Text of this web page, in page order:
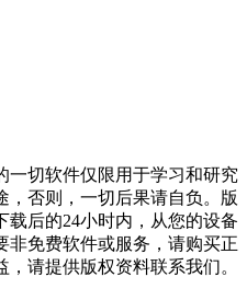
一切软件仅限用于学习和研究
，否则，一切后果请自负。版
后的24小时内，从您的设备
非免费软件或服务，请购买正
请提供版权资料联系我们。